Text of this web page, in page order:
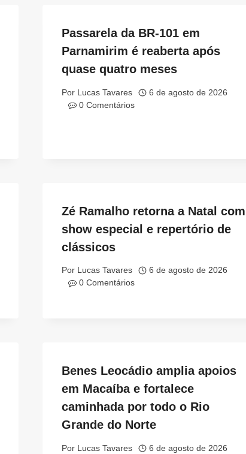
Passarela da BR-101 em
Parnamirim é reaberta após
quase quatro meses
Por Lucas Tavares
6 de agosto de 2026
0 Comentários
Zé Ramalho retorna a Natal com
show especial e repertório de
clássicos
Por Lucas Tavares
6 de agosto de 2026
0 Comentários
Benes Leocádio amplia apoios
em Macaíba e fortalece
caminhada por todo o Rio
Grande do Norte
Por Lucas Tavares
6 de agosto de 2026